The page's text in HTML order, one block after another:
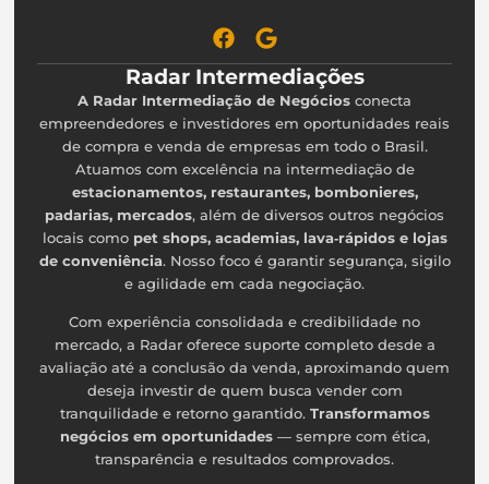
Radar Intermediações
A Radar Intermediação de Negócios conecta
empreendedores e investidores em oportunidades reais
de compra e venda de empresas em todo o Brasil.
Atuamos com excelência na intermediação de
estacionamentos, restaurantes, bombonieres,
padarias, mercados, além de diversos outros negócios
locais como pet shops, academias, lava‑rápidos e lojas
de conveniência. Nosso foco é garantir segurança, sigilo
e agilidade em cada negociação.
Com experiência consolidada e credibilidade no
mercado, a Radar oferece suporte completo desde a
avaliação até a conclusão da venda, aproximando quem
deseja investir de quem busca vender com
tranquilidade e retorno garantido. Transformamos
negócios em oportunidades— sempre com ética,
transparência e resultados comprovados.